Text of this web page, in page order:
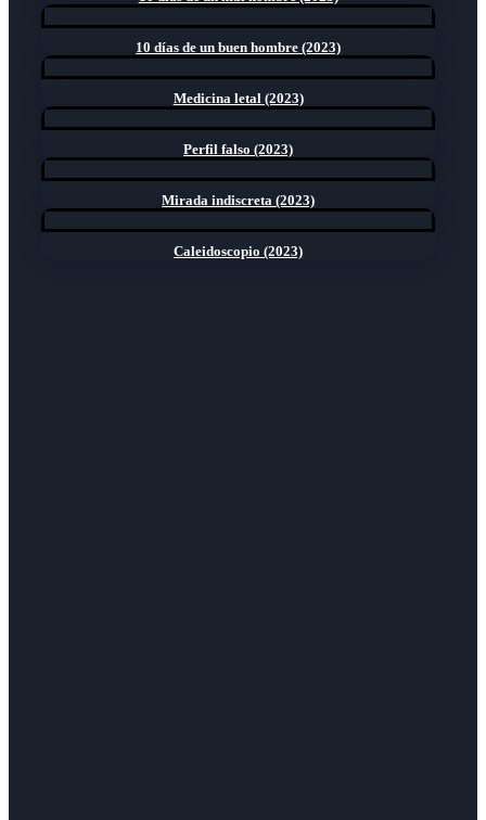
10 días de un buen hombre (2023)
Medicina letal (2023)
Perfil falso (2023)
Mirada indiscreta (2023)
Caleidoscopio (2023)